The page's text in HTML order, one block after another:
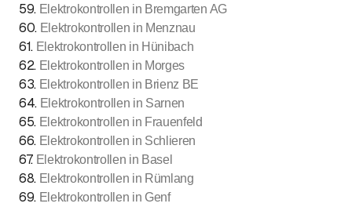
59. Elektrokontrollen in Bremgarten AG
60. Elektrokontrollen in Menznau
61. Elektrokontrollen in Hünibach
62. Elektrokontrollen in Morges
63. Elektrokontrollen in Brienz BE
64. Elektrokontrollen in Sarnen
65. Elektrokontrollen in Frauenfeld
66. Elektrokontrollen in Schlieren
67. Elektrokontrollen in Basel
68. Elektrokontrollen in Rümlang
69. Elektrokontrollen in Genf